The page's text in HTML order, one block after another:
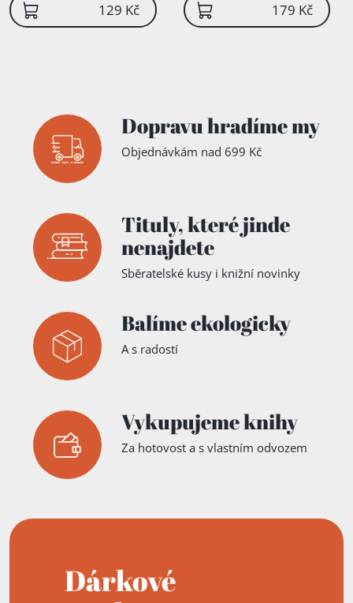
129 Kč 179 Kč
Dopravu hradíme my
Objednávkám nad 699 Kč
Tituly,které jinde
nenajdete
Sběratelské kusy i knižní novinky
Balíme ekologicky
A s radostí
Vykupujeme knihy
Za hotovost a s vlastním odvozem
Dárkové